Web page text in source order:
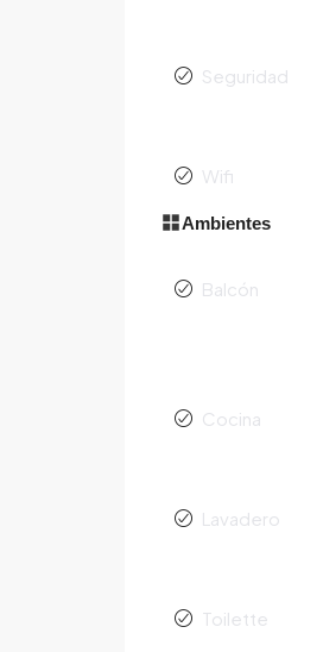
Seguridad
Wifi
Ambientes
Balcón
Cocina
Lavadero
Toilette